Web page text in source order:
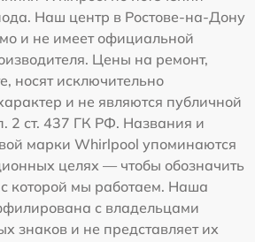
Наш центр в Ростове-на-Дону
и не имеет официальной
Цены на ремонт,
носят исключительно
и не являются публичной
2 ст. 437 ГК РФ. Названия и
марки Whirlpool упоминаются
целях — чтобы обозначить
которой мы работаем. Наша
с владельцами
знаков и не представляет их